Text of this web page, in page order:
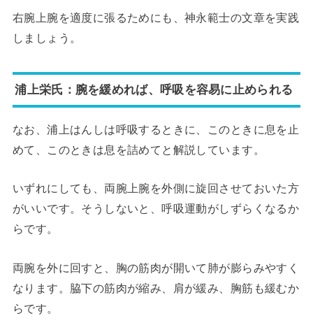
右腕上腕を適度に張るためにも、神永範士の文章を実践
しましょう。
浦上栄氏：腕を緩めれば、呼吸を容易に止められる
なお、浦上はんしは呼吸するときに、このときに息を止
めて、このときは息を詰めてと解説しています。
いずれにしても、両腕上腕を外側に旋回させておいた方
がいいです。そうしないと、呼吸運動がしずらくなるか
らです。
両腕を外に回すと、胸の筋肉が開いて肺が膨らみやすく
なります。脇下の筋肉が縮み、肩が緩み、胸筋も緩むか
らです。